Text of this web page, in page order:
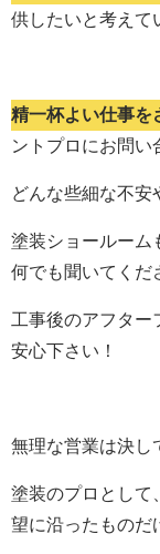
供したいと考えて
精一杯よい仕事を
ントプロにお問い
どんな些細な不安
塗装ショールーム
何でも聞いてくだ
工事後のアフター
安心下さい！
無理な営業は決し
塗装のプロとして
望に沿ったものだ